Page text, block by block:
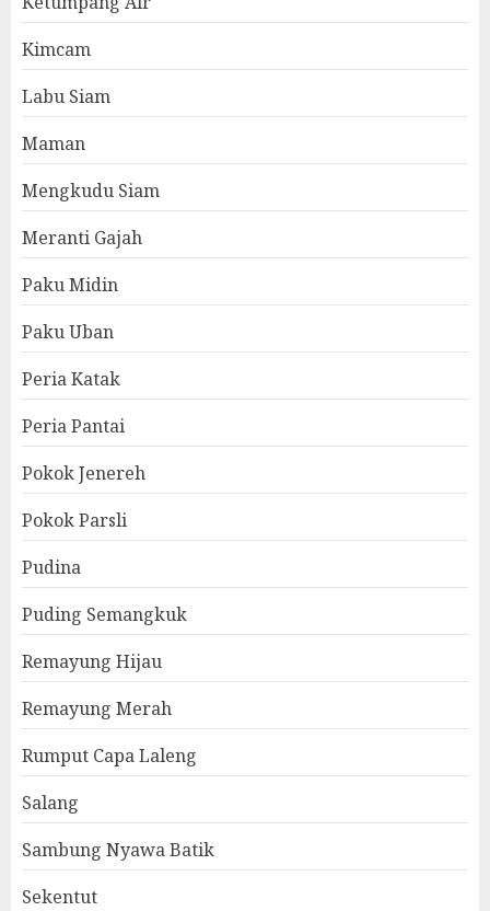
Kimcam
Labu Siam
Maman
Mengkudu Siam
Meranti Gajah
Paku Midin
Paku Uban
Peria Katak
Peria Pantai
Pokok Jenereh
Pokok Parsli
Pudina
Puding Semangkuk
Remayung Hijau
Remayung Merah
Rumput Capa Laleng
Salang
Sambung Nyawa Batik
Sekentut